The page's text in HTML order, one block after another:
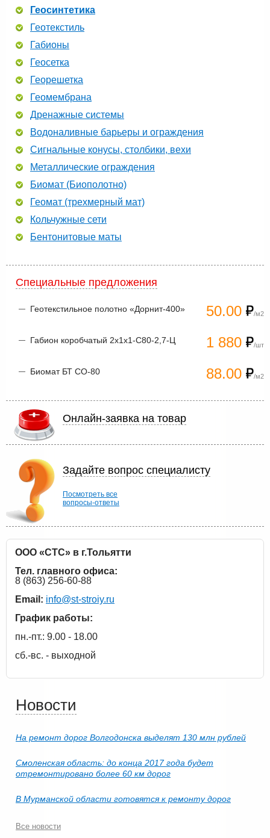
Геосинтетика
Геотекстиль
Габионы
Геосетка
Георешетка
Геомембрана
Дренажные системы
Водоналивные барьеры и ограждения
Сигнальные конусы, столбики, вехи
Металлические ограждения
Биомат (Биополотно)
Геомат (трехмерный мат)
Кольчужные сети
Бентонитовые маты
Специальные предложения
50.00 /м2
Геотекстильное полотно «Дорнит-400»
1 880 /шт
Габион коробчатый 2х1х1-С80-2,7-Ц
88.00 /м2
Биомат БТ СО-80
Онлайн-заявка на товар
Задайте вопрос специалисту
Посмотреть все
вопросы-ответы
ООО «СТС» в г.Тольятти
Тел. главного офиса:
8 (863) 256-60-88
Email: info@st-stroiy.ru
График работы:
пн.-пт.: 9.00 - 18.00
сб.-вс. - выходной
Новости
На ремонт дорог Волгодонска выделят 130 млн рублей
Смоленская область: до конца 2017 года будет
отремонтировано более 60 км дорог
В Мурманской области готовятся к ремонту дорог
Все новости